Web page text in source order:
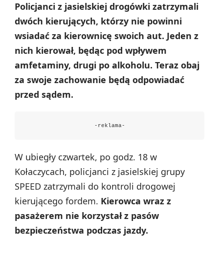
Policjanci z jasielskiej drogówki zatrzymali
dwóch kierujących, którzy nie powinni
wsiadać za kierownicę swoich aut. Jeden z
nich kierował, będąc pod wpływem
amfetaminy, drugi po alkoholu. Teraz obaj
za swoje zachowanie będą odpowiadać
przed sądem.
-reklama-
W ubiegły czwartek, po godz. 18 w
Kołaczycach, policjanci z jasielskiej grupy
SPEED zatrzymali do kontroli drogowej
kierującego fordem. Kierowca wraz z
pasażerem nie korzystał z pasów
bezpieczeństwa podczas jazdy.